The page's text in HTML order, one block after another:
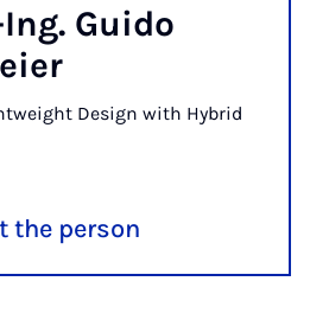
Guido
Design with Hybrid
the person